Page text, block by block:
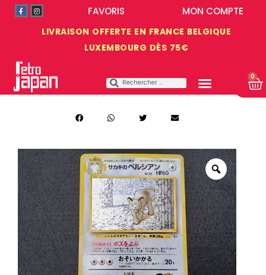
LIVRAISON OFFERTE EN FRANCE BELGIQUE
LUXEMBOURG DÈS 75€
MON COMPTE
FAVORIS
0